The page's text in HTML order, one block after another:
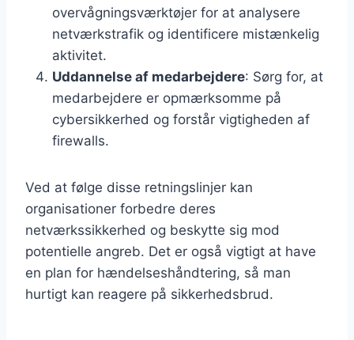
overvågningsværktøjer for at analysere
netværkstrafik og identificere mistænkelig
aktivitet.
Uddannelse af medarbejdere: Sørg for, at
medarbejdere er opmærksomme på
cybersikkerhed og forstår vigtigheden af
firewalls.
Ved at følge disse retningslinjer kan
organisationer forbedre deres
netværkssikkerhed og beskytte sig mod
potentielle angreb. Det er også vigtigt at have
en plan for hændelseshåndtering, så man
hurtigt kan reagere på sikkerhedsbrud.